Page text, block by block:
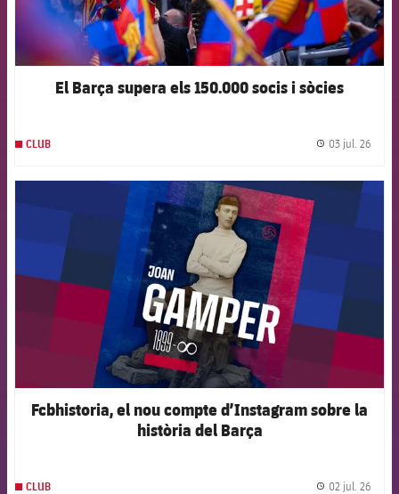
El Barça supera els 150.000 socis i sòcies
CLUB 03 jul. 26
FCB Barcelona badge
Fcbhistoria, el nou compte d’Instagram sobre la
història del Barça
CLUB 02 jul. 26